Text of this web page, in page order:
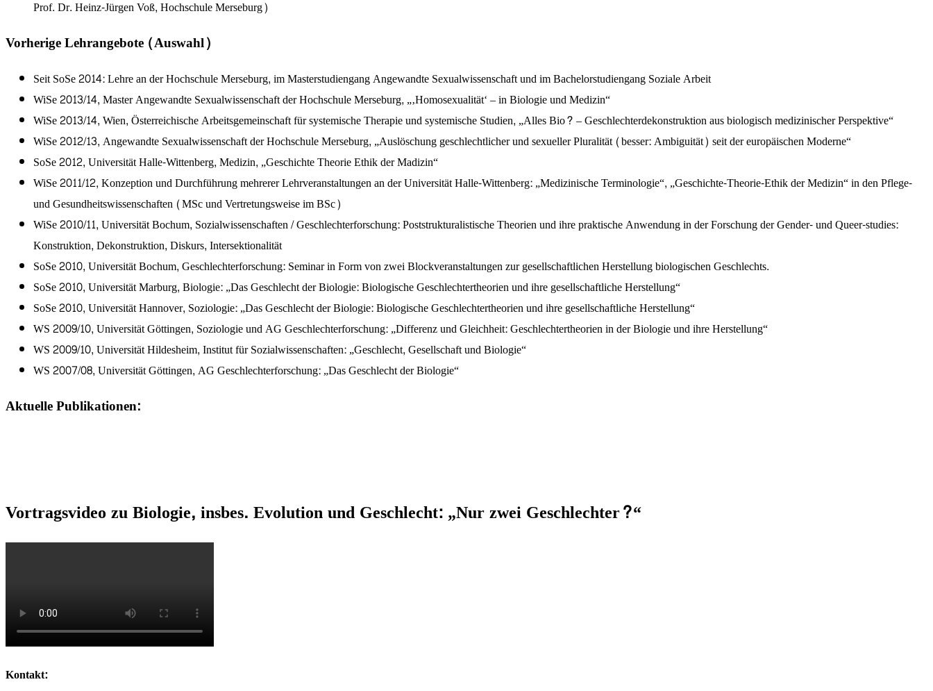
Prof. Dr. Heinz-Jürgen Voß, Hochschule Merseburg)
Vorherige Lehrangebote (Auswahl)
Seit SoSe 2014: Lehre an der Hochschule Merseburg, im Masterstudiengang Angewandte Sexualwissenschaft und im Bachelorstudiengang Soziale Arbeit
WiSe 2013/14, Master Angewandte Sexualwissenschaft der Hochschule Merseburg, „‚Homosexualität‘ – in Biologie und Medizin“
WiSe 2013/14, Wien, Österreichische Arbeitsgemeinschaft für systemische Therapie und systemische Studien, „Alles Bio? – Geschlechterdekonstruktion aus biologisch medizinischer Perspektive“
WiSe 2012/13, Angewandte Sexualwissenschaft der Hochschule Merseburg, „Auslöschung geschlechtlicher und sexueller Pluralität (besser: Ambiguität) seit der europäischen Moderne“
SoSe 2012, Universität Halle-Wittenberg, Medizin, „Geschichte Theorie Ethik der Madizin“
WiSe 2011/12, Konzeption und Durchführung mehrerer Lehrveranstaltungen an der Universität Halle-Wittenberg: „Medizinische Terminologie“, „Geschichte-Theorie-Ethik der Medizin“ in den Pflege-
und Gesundheitswissenschaften (MSc und Vertretungsweise im BSc)
WiSe 2010/11, Universität Bochum, Sozialwissenschaften / Geschlechterforschung: Poststrukturalistische Theorien und ihre praktische Anwendung in der Forschung der Gender- und Queer-studies:
Konstruktion, Dekonstruktion, Diskurs, Intersektionalität
SoSe 2010, Universität Bochum, Geschlechterforschung: Seminar in Form von zwei Blockveranstaltungen zur gesellschaftlichen Herstellung biologischen Geschlechts.
SoSe 2010, Universität Marburg, Biologie: „Das Geschlecht der Biologie: Biologische Geschlechtertheorien und ihre gesellschaftliche Herstellung“
SoSe 2010, Universität Hannover, Soziologie: „Das Geschlecht der Biologie: Biologische Geschlechtertheorien und ihre gesellschaftliche Herstellung“
WS 2009/10, Universität Göttingen, Soziologie und AG Geschlechterforschung: „Differenz und Gleichheit: Geschlechtertheorien in der Biologie und ihre Herstellung“
WS 2009/10, Universität Hildesheim, Institut für Sozialwissenschaften: „Geschlecht, Gesellschaft und Biologie“
WS 2007/08, Universität Göttingen, AG Geschlechterforschung: „Das Geschlecht der Biologie“
Aktuelle Publikationen:
Vortragsvideo zu Biologie, insbes. Evolution und Geschlecht: „Nur zwei Geschlechter?“
Kontakt: